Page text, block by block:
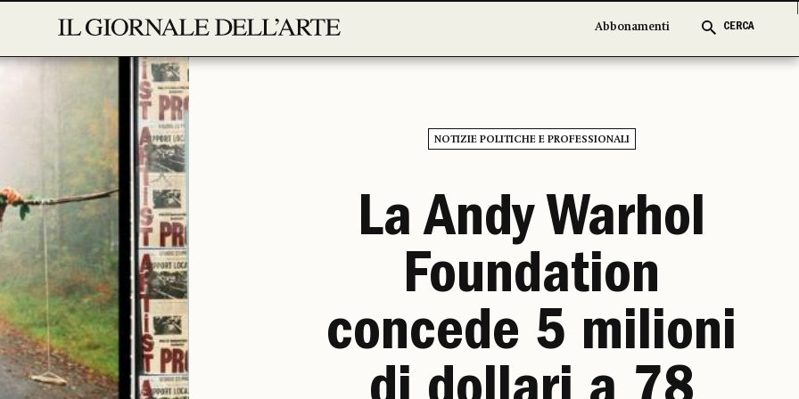
Abbonamenti CERCA
Abbonamenti CERCA
NOTIZIE POLITICHE E PROFESSIONALI
La Andy Warhol
Foundation
concede 5 milioni